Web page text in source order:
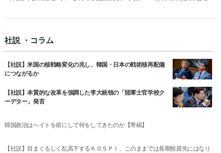
社説 ・コラム
【社説】米国の核戦略変化の兆し、韓国・日本の戦術核再配備
につながるか
【社説】本質的な改革を強調した李大統領の「陸軍士官学校ク
ーデター」発言
韓国政治はヘイトを前にして何をしてきたのか【寄稿】
【社説】目まぐるしく乱高下するＫＯＳＰＩ、このままでは長期投資先にはなり